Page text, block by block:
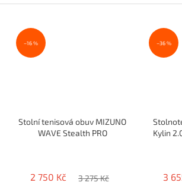
–16 %
Stolní tenisová obuv MIZUNO
WAVE Stealth PRO
2 750 Kč 3 275 Kč
–36 %
Kylin
3